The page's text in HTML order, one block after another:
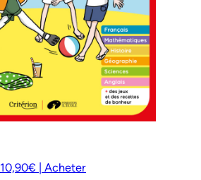
10,90€ | Acheter